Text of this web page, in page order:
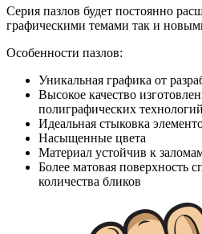
Серия пазлов будет постоянно
графическими темами так и
Особенности пазлов:
Уникальная графика от
Высокое качество
полиграфических технологий
Идеальная стыковка
Насыщенные цвета
Материал устойчив к
Более матовая поверхность
количества бликов